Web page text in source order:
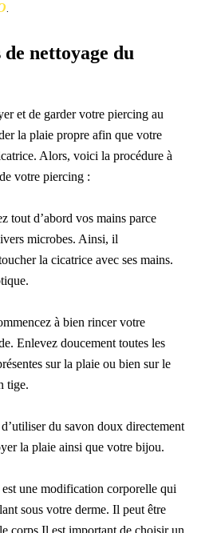
.
nettoyage du
et de garder votre piercing au
la plaie propre afin que votre
Alors, voici la procédure à
votre piercing :
tout d’abord vos mains parce
microbes. Ainsi, il
la cicatrice avec ses mains.
à bien rincer votre
Enlevez doucement toutes les
sur la plaie ou bien sur le
tige.
du savon doux directement
la plaie ainsi que votre bijou.
une modification corporelle qui
sous votre derme. Il peut être